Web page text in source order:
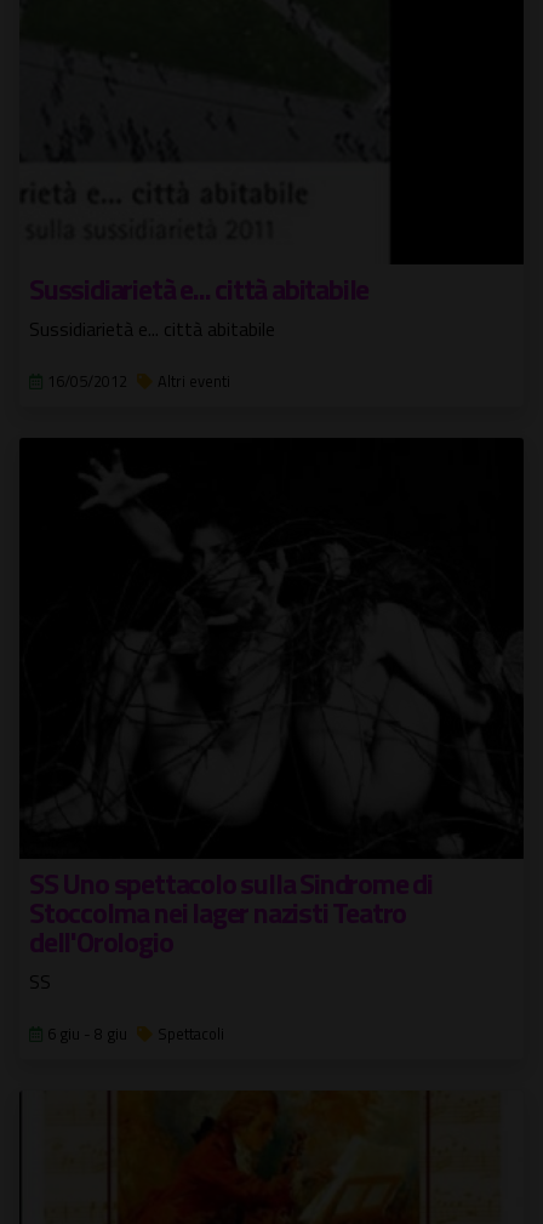
Sussidiarietà e... città abitabile
Sussidiarietà e... città abitabile
16/05/2012 Altri eventi
SS Uno spettacolo sulla Sindrome di
Stoccolma nei lager nazisti Teatro
dell'Orologio
SS
6 giu - 8 giu Spettacoli